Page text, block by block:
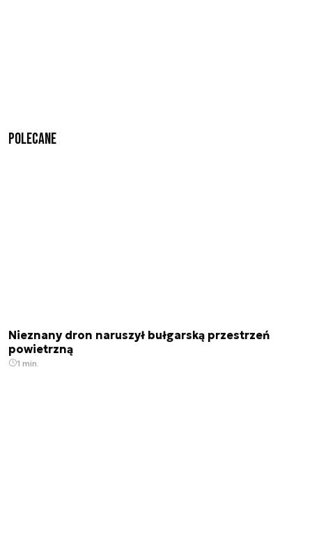
Polecane
Nieznany dron naruszył bułgarską przestrzeń
powietrzną
1 min.